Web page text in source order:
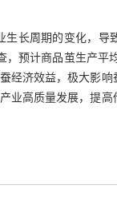
长周期的变化，导
预计商品茧生产平
经济效益，极大影
业高质量发展，提